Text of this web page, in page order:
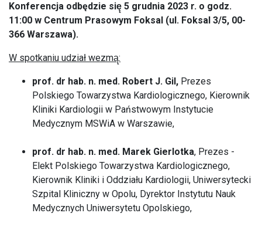
Konferencja odbędzie się̨ 5 grudnia 2023 r. o godz.
11:00 w Centrum Prasowym Foksal (ul. Foksal 3/5, 00-
366 Warszawa).
W spotkaniu udział wezmą̨:
prof. dr hab. n. med. Robert J. Gil, Prezes
Polskiego Towarzystwa Kardiologicznego, Kierownik
Kliniki Kardiologii w Państwowym Instytucie
Medycznym MSWiA w Warszawie,
prof. dr hab. n. med. Marek Gierlotka, Prezes -
Elekt Polskiego Towarzystwa Kardiologicznego,
Kierownik Kliniki i Oddziału Kardiologii, Uniwersytecki
Szpital Kliniczny w Opolu, Dyrektor Instytutu Nauk
Medycznych Uniwersytetu Opolskiego,